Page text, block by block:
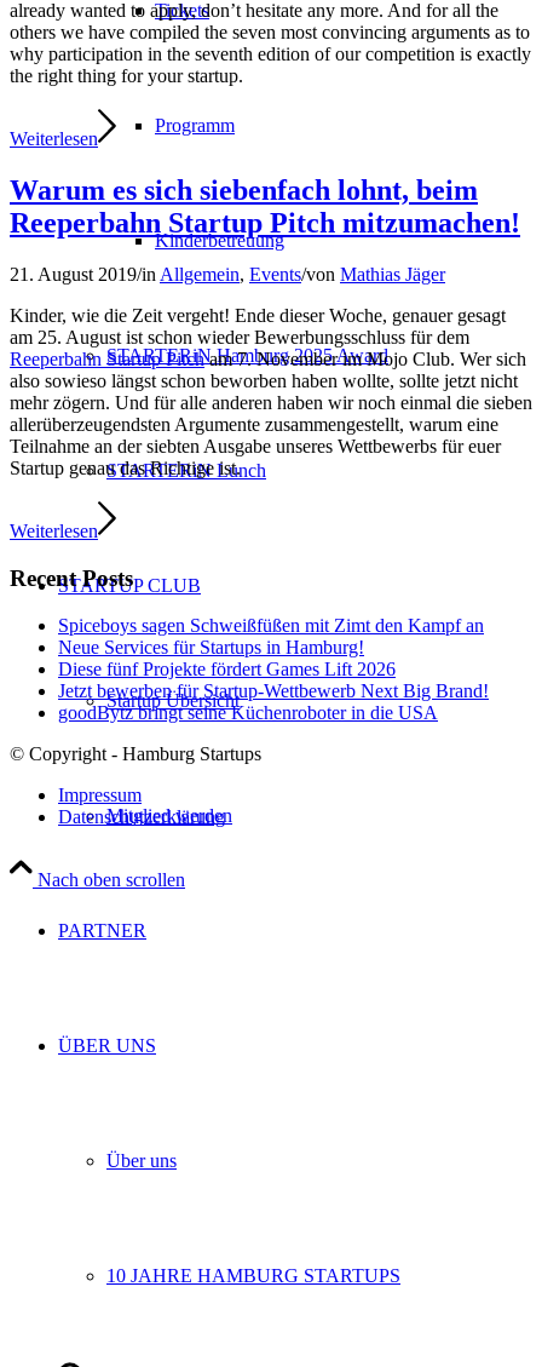
Tickets
Programm
Kinderbetreuung
STARTERiN Hamburg 2025 Award
STARTERiN Lunch
STARTUP CLUB
Startup Übersicht
Mitglied werden
PARTNER
ÜBER UNS
Über uns
10 JAHRE HAMBURG STARTUPS
already wanted to apply, don’t hesitate any more. And for all the
others we have compiled the seven most convincing arguments as to
why participation in the seventh edition of our competition is exactly
the right thing for your startup.
Weiterlesen
Warum es sich siebenfach lohnt, beim
Reeperbahn Startup Pitch mitzumachen!
21. August 2019/in Allgemein, Events/von Mathias Jäger
Kinder, wie die Zeit vergeht! Ende dieser Woche, genauer gesagt
am 25. August ist schon wieder Bewerbungsschluss für dem
Reeperbahn Startup Pitcham 7. November im Mojo Club. Wer sich
also sowieso längst schon beworben haben wollte, sollte jetzt nicht
mehr zögern. Und für alle anderen haben wir noch einmal die sieben
allerüberzeugendsten Argumente zusammengestellt, warum eine
Teilnahme an der siebten Ausgabe unseres Wettbewerbs für euer
Startup genau das Richtige ist.
Weiterlesen
Recent Posts
Spiceboys sagen Schweißfüßen mit Zimt den Kampf an
Neue Services für Startups in Hamburg!
Diese fünf Projekte fördert Games Lift 2026
Jetzt bewerben für Startup-Wettbewerb Next Big Brand!
goodBytz bringt seine Küchenroboter in die USA
© Copyright - Hamburg Startups
Impressum
Datenschutzerklärung
Nach oben scrollen